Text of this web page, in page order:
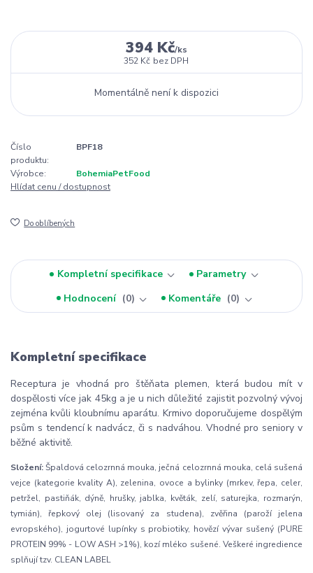
394 Kč/ks
352 Kč bez DPH
Momentálně není k dispozici
Číslo
produktu:
BPF18
Výrobce:
BohemiaPetFood
Hlídat cenu / dostupnost
Do oblíbených
Kompletní specifikace
Parametry
Hodnocení
0 Komentáře 0
Kompletní specifikace
Receptura je vhodná pro štěňata plemen, která budou mít v
dospělosti více jak 45kg a je u nich důležité zajistit pozvolný vývoj
zejména kvůli kloubnímu aparátu. Krmivo doporučujeme dospělým
psům s tendencí k nadvácz, či s nadváhou. Vhodné pro seniory v
běžné aktivitě.
Složení:Špaldová celozrnná mouka, ječná celozrnná mouka, celá sušená
vejce (kategorie kvality A), zelenina, ovoce a bylinky (mrkev, řepa, celer,
petržel, pastiňák, dýně, hrušky, jablka, květák, zelí, saturejka, rozmarýn,
tymián), řepkový olej (lisovaný za studena), zvěřina (paroží jelena
evropského), jogurtové lupínky s probiotiky, hovězí vývar sušený (PURE
PROTEIN 99% - LOW ASH >1%), kozí mléko sušené. Veškeré ingredience
splňují tzv. CLEAN LABEL